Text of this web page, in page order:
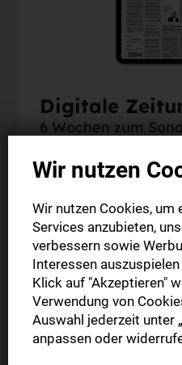
Digitale
6 Wochen zum
Alle Inhalte auf
Die digitale Ausgabe
Download
6 Wochen nur
6,00 €
Wir nutzen
Wir nutzen Cookies, um
Services anzubieten,
verbessern sowie
Interessen
Klick auf "Akzeptieren"
Verwendung von
Auswahl jederzeit unter
anpassen oder